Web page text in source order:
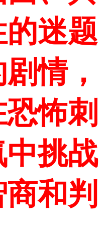
迷题
情，
怖刺
挑战
和判